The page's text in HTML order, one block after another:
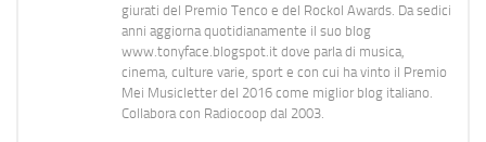
giurati del Premio Tenco e del Rockol Awards. Da sedici
anni aggiorna quotidianamente il suo blog
www.tonyface.blogspot.it dove parla di musica,
cinema, culture varie, sport e con cui ha vinto il Premio
Mei Musicletter del 2016 come miglior blog italiano.
Collabora con Radiocoop dal 2003.